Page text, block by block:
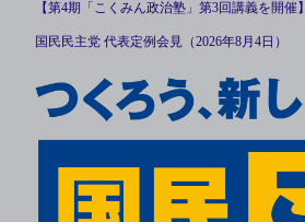
【第4期「こくみん政治塾」第3回講義を開催】
国民民主党 代表定例会見（2026年8月4日）